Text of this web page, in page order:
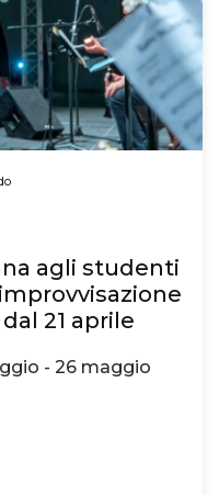
agli studenti
21 aprile
- 26 maggio